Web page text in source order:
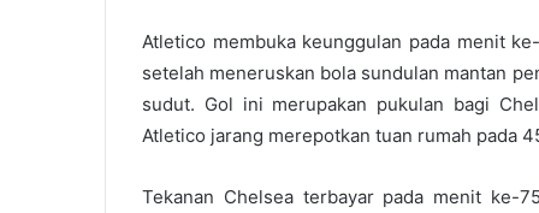
Atletico membuka keunggulan pada menit
setelah meneruskan bola sundulan mantan
sudut. Gol ini merupakan pukulan bagi
Atletico jarang merepotkan tuan rumah pada
Tekanan Chelsea terbayar pada menit ke-